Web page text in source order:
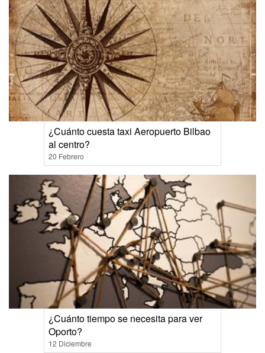
¿Cuánto cuesta taxi Aeropuerto Bilbao
al centro?
20 Febrero
¿Cuánto tiempo se necesita para ver
Oporto?
12 Diciembre